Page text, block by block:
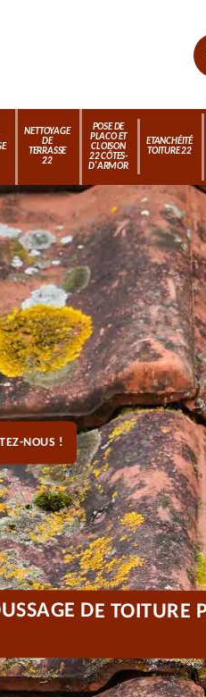
NETTOYAGE
DE
TERRASSE
22
POSE DE
PLACO ET
CLOISON
22 CÔTES-
D'ARMOR
ETANCHÉITÉ
TOITURE 22
NOUS !
DE TOITURE